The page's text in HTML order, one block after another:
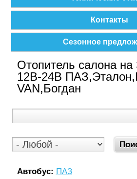
Контакты
Сезонное
Отопитель салона на
12В-24В
VAN,Богдан
Автобус: ПАЗ